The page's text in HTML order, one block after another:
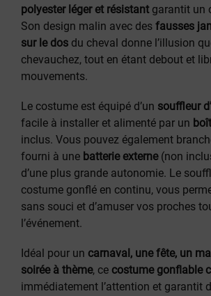
polyester léger et résistant garantit un
Son design malin avec des fausses
sur le dos du cheval donne l’illusion
chevauchez, tout en étant debout et
mouvements.
Le costume est équipé d’un souffleur
facile à installer et alimenté par un
inclus. Vous pouvez également
fourni à une batterie externe(non
d’une plus grande autonomie. Le
costume gonflé en continu, vous
sans souci et d’amuser vos proches
l’événement.
Idéal pour un carnaval, une fête, un
soirée à thème, ce costume gonflable
immédiatement l’attention et garantit